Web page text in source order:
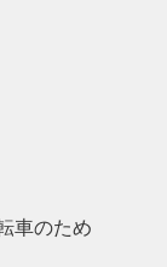
車のため